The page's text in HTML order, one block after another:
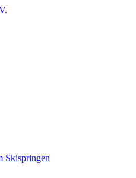
1911 e.V.
Skispringen